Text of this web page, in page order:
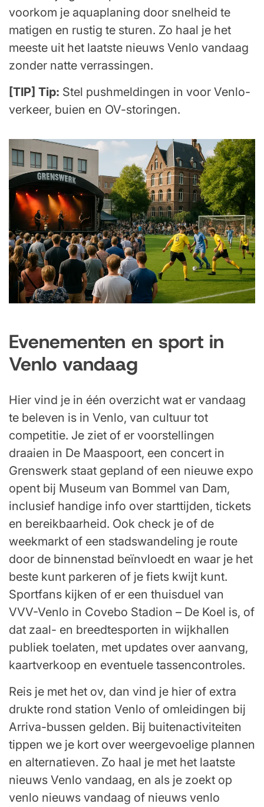
voorkom je aquaplaning door snelheid te
matigen en rustig te sturen. Zo haal je het
meeste uit het laatste nieuws Venlo vandaag
zonder natte verrassingen.
[TIP] Tip: Stel pushmeldingen in voor Venlo-
verkeer, buien en OV-storingen.
Evenementen en sport in
Venlo vandaag
Hier vind je in één overzicht wat er vandaag
te beleven is in Venlo, van cultuur tot
competitie. Je ziet of er voorstellingen
draaien in De Maaspoort, een concert in
Grenswerk staat gepland of een nieuwe expo
opent bij Museum van Bommel van Dam,
inclusief handige info over starttijden, tickets
en bereikbaarheid. Ook check je of de
weekmarkt of een stadswandeling je route
door de binnenstad beïnvloedt en waar je het
beste kunt parkeren of je fiets kwijt kunt.
Sportfans kijken of er een thuisduel van
VVV-Venlo in Covebo Stadion – De Koel is, of
dat zaal- en breedtesporten in wijkhallen
publiek toelaten, met updates over aanvang,
kaartverkoop en eventuele tassencontroles.
Reis je met het ov, dan vind je hier of extra
drukte rond station Venlo of omleidingen bij
Arriva-bussen gelden. Bij buitenactiviteiten
tippen we je kort over weergevoelige plannen
en alternatieven. Zo haal je met het laatste
nieuws Venlo vandaag, en als je zoekt op
venlo nieuws vandaag of nieuws venlo